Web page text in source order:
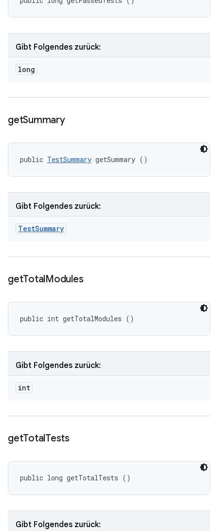
Gibt Folgendes zurück:
long
getSummary
public TestSummary getSummary ()
Gibt Folgendes zurück:
TestSummary
getTotalModules
public int getTotalModules ()
Gibt Folgendes zurück:
int
getTotalTests
public long getTotalTests ()
Gibt Folgendes zurück: